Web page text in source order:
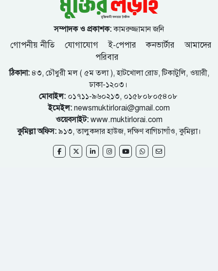
সম্পাদক ও প্রকাশক:কামরুজ্জামান জনি
গোপনীয় নীতি যোগাযোগ ই-পেপার কনভার্টার
আমাদের
পরিবার
ঠিকানা:৪৩, চৌধুরী মল ( ৫ম তলা ), হাটখোলা রোড, টিকাটুলি, ওয়ারী,
ঢাকা-১২০৩।
মোবাইল:০১৭১১-৯৬০২১৩, ০১৫৮০৮০৫৪০৮
ইমেইল: newsmuktirlorai@gmail.com
ওয়েবসাইট: www.muktirlorai.com
কুমিল্লা অফিস: ৯১৩, তালুকদার হাউজ, দক্ষিণ বাগিচাগাঁও, কুমিল্লা।